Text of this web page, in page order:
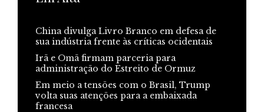
China divulga Livro Branco em defesa de
sua indústria frente às críticas ocidentais
Irã e Omã firmam parceria para
administração do Estreito de Ormuz
Em meio a tensões com o Brasil, Trump
volta suas atenções para a embaixada
francesa